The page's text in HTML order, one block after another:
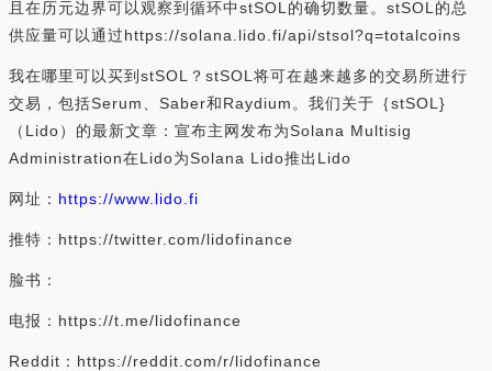
且在历元边界可以观察到循环中stSOL的确切数量。stSOL的总
供应量可以通过https://solana.lido.fi/api/stsol?q=totalcoins
我在哪里可以买到stSOL？stSOL将可在越来越多的交易所进行
交易，包括Serum、Saber和Raydium。我们关于｛stSOL}
（Lido）的最新文章：宣布主网发布为Solana Multisig
Administration在Lido为Solana Lido推出Lido
网址： https://www.lido.fi
推特：https://twitter.com/lidofinance
脸书：
电报：https://t.me/lidofinance
Reddit：https://reddit.com/r/lidofinance